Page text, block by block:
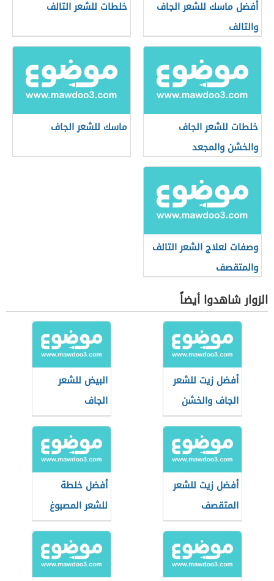
أفضل ماسك للشعر الجاف
والتالف
خلطات للشعر التالف
خلطات للشعر الجاف
والخشن والمجعد
ماسك للشعر الجاف
وصفات لعلاج الشعر التالف
والمتقصف
الزوار شاهدوا أيضاً
أفضل زيت للشعر
الجاف والخشن
البيض للشعر
الجاف
أفضل زيت للشعر
المتقصف
أفضل خلطة
للشعر المصبوغ
والتالف